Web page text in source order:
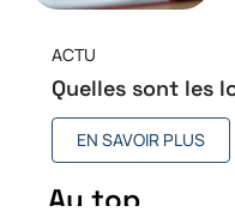
ACTU
Quelles sont les
EN SAVOIR PLUS
Au top